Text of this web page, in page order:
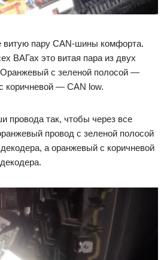
витую пару CAN-шины комфорта.
ВАГах это витая пара из двух
с зеленой полосой —
коричневой — CAN low.
провода так, чтобы через все
провод с зеленой полосой
а оранжевый с коричневой